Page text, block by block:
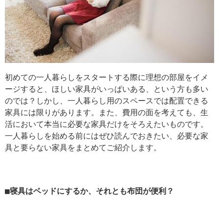
初めての一人暮らしをスタートする際に理想の部屋をイメ
ージすると、ほしい家具がいっぱいある、という方も多い
のでは？しかし、一人暮らし用のスペースでは配置できる
家具には限りがあります。また、費用の面を考えても、生
活において本当に必要な家具だけをそろえたいものです。
一人暮らしを始める前にはぜひ読んでおきたい、必要な家
具と要らない家具をまとめてご紹介します。
■寝具はベッドにするか、それとも布団が便利？